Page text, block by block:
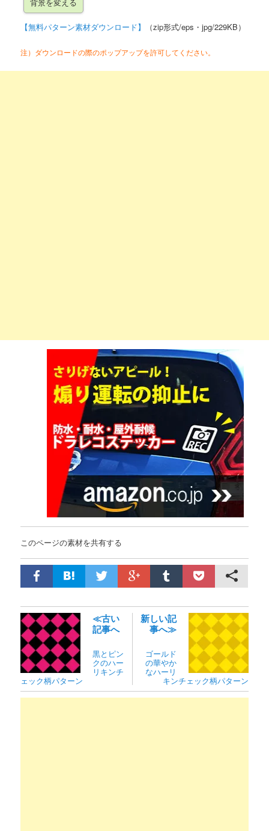
【無料パターン素材ダウンロード】 （zip形式/eps・jpg/229KB）
注）ダウンロードの際のポップアップを許可してください。
このページの素材を共有する
≪古い
記事へ
黒とピン
クのハー
リキンチ
ェック柄パターン
新しい記
事へ≫
ゴールド
の華やか
なハーリ
キンチェック柄パターン